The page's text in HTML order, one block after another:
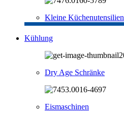
Kleine Küchenutensilien
Kühlung
Dry Age Schränke
Eismaschinen